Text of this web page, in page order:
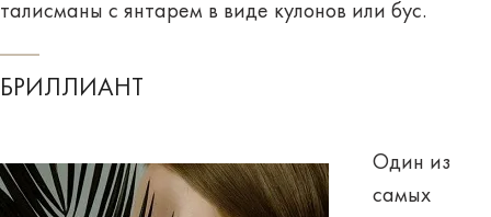
талисманы с янтарем в виде кулонов или бус.
БРИЛЛИАНТ
Один из
самых